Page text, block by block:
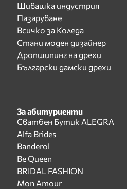
Шивашка индустрия
Пазаруване
Всичко за Коледа
Стани моден дизайнер
Дропшипинг на дрехи
Български дамски дрехи
За абитуриенти
Сватбен Бутик ALEGRA
Alfa Brides
Banderol
Be Queen
BRIDAL FASHION
Mon Amour